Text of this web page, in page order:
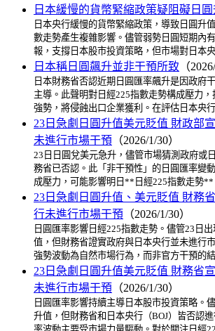
日本緩慢的貨幣緊縮政策疑阻礙日圓
日本央行緩慢的貨幣緊縮政策，導致日圓升
數走勢產生複雜影響。儘管弱勢日圓短期內
報，支撐日本股市投資策略，但市場對日本
日本稱日圓飆升並非干預所致 （
日本財務省否認近期日圓匯率飆升是因政府
主導。此聲明對日經225指數走勢構成壓力
強勢，將侵蝕出口企業獲利。在評估日本央
23日急劇日圓升值美元貶值 財政部
未進行市場干預 （2026/1/30）
23日日圓兌美元急升，儘管市場猜測政府或
務省已否認。此「非干預性」的日圓匯率變
成壓力，可能影響明日**日經225指數走勢
23日急劇日圓升值、美元貶值 財務
行未進行市場干預 （2026/1/30）
日圓匯率影響日經225指數走勢。儘管23日
值，但財務省證實政府與日本央行並未進行
強勢波動為自然市場行為，而非官方干預的
23日急劇日圓升值美元貶值 財務省
未進行市場干預 （2026/1/30）
日圓匯率影響持續主導日本股市投資策略。
升值，但財務省和日本央行（BOJ）皆否認